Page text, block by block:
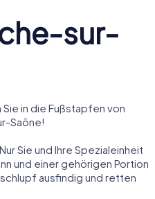
sur-
in die Fußstapfen von
Saône!
Sie und Ihre Spezialeinheit
und einer gehörigen Portion
ausfindig und retten